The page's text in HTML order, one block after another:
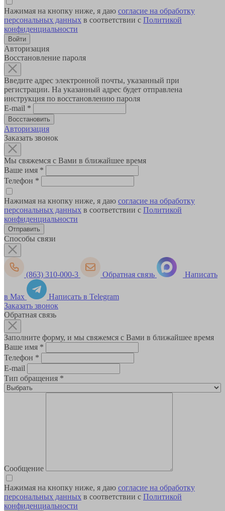
Нажимая на кнопку ниже, я даю согласие на обработку
персональных данных в соответствии с Политикой
конфиденциальности
Авторизация
Восстановление пароля
Введите адрес электронной почты, указанный при
регистрации. На указанный адрес будет отправлена
инструкция по восстановлению пароля
E-mail *
Авторизация
Заказать звонок
Мы свяжемся с Вами в ближайшее время
Ваше имя *
Телефон *
Нажимая на кнопку ниже, я даю согласие на обработку
персональных данных в соответствии с Политикой
конфиденциальности
Способы связи
(863) 310-000-3 Обратная связь Написать
в Max
Написать в Telegram
Заказать звонок
Обратная связь
Заполните форму, и мы свяжемся с Вами в ближайшее время
Ваше имя *
Телефон *
E-mail
Тип обращения *
Сообщение
Нажимая на кнопку ниже, я даю согласие на обработку
персональных данных в соответствии с Политикой
конфиденциальности